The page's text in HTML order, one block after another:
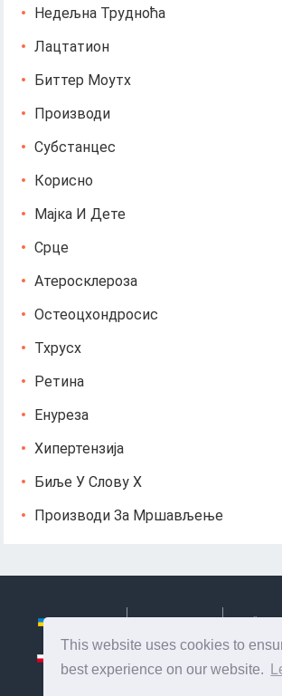
This website uses cookies to
best experience on our website.
Недељна Трудноћа
Лацтатион
Биттер Моутх
Производи
Субстанцес
Корисно
Мајка И Дете
Срце
Атеросклероза
Остеоцхондросис
Тхрусх
Ретина
Енуреза
Хипертензија
Биље У Слову Х
Производи За Мршављење